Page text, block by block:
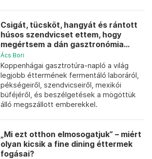
Csigát, tücsköt, hangyát és rántott
húsos szendvicset ettem, hogy
megértsem a dán gasztronómia...
Ács Bori
Koppenhágai gasztrotúra-napló a világ
legjobb éttermének fermentáló laboráról,
pékségeiről, szendvicseiről, mexikói
büféjéről, és beszélgetések a mögöttük
álló megszállott emberekkel.
„Mi ezt otthon elmosogatjuk” – miért
olyan kicsik a fine dining éttermek
fogásai?